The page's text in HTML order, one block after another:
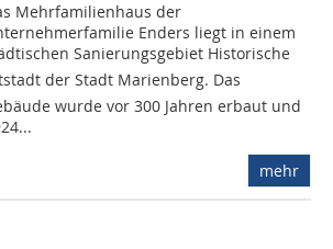
Mehrfamilienhaus der
Enders liegt in einem
Sanierungsgebiet Historische
der Stadt Marienberg. Das
wurde vor 300 Jahren erbaut und
mehr